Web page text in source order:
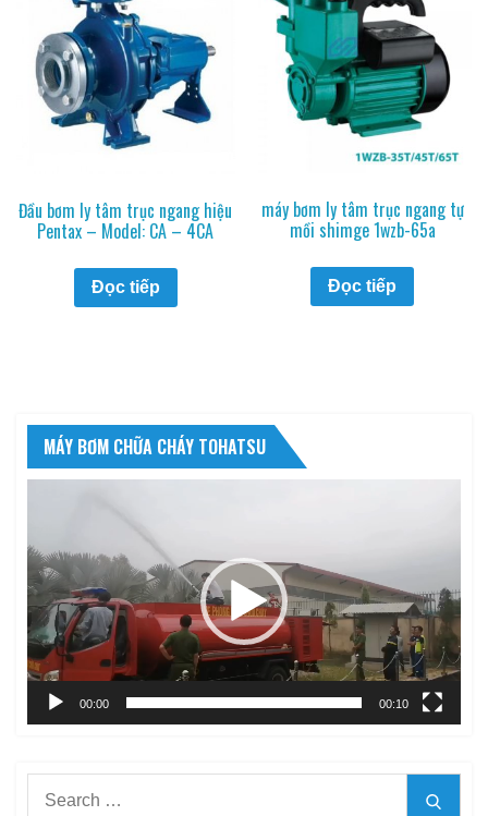
Đầu bơm ly tâm trục ngang hiệu
Pentax – Model: CA – 4CA
Đọc tiếp
máy bơm ly tâm trục ngang tự
mồi shimge 1wzb-65a
Đọc tiếp
MÁY BƠM CHỮA CHÁY TOHATSU
Video
00:00 00:10